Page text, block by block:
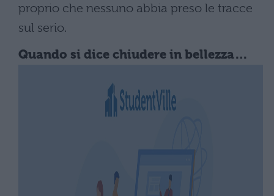
proprio che nessuno abbia preso le tracce
sul serio.
Quando si dice chiudere in bellezza…